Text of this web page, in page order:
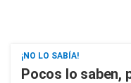
¡NO LO SABÍA!
Pocos lo saben,